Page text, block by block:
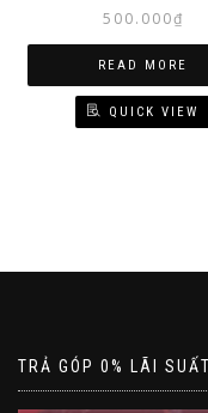
500.000₫
READ MORE
QUICK VIEW
TRẢ GÓP 0% LÃI SUẤT